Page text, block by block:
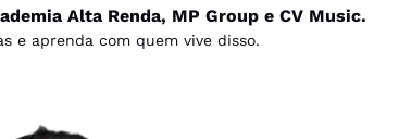
Alta Renda, MP Group e CV Music.
e aprenda com quem vive disso.